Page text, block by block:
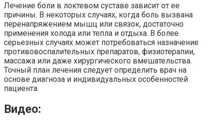
Лечение боли в локтевом суставе зависит от ее
причины. В некоторых случаях, когда боль вызвана
перенапряжением мышц или связок, достаточно
применения холода или тепла и отдыха. В более
серьезных случаях может потребоваться назначение
противовоспалительных препаратов, физиотерапии,
массажа или даже хирургического вмешательства.
Точный план лечения следует определить врач на
основе диагноза и индивидуальных особенностей
пациента.
Видео: